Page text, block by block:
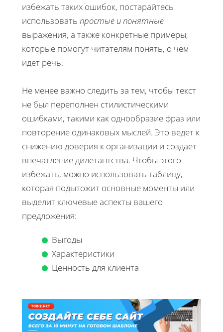
избежать таких ошибок, постарайтесь
использовать простые и понятные
выражения, а также конкретные примеры,
которые помогут читателям понять, о чем
идет речь.
Не менее важно следить за тем, чтобы текст
не был переполнен стилистическими
ошибками, такими как однообразие фраз или
повторение одинаковых мыслей. Это ведет к
снижению доверия к организации и создает
впечатление дилетантства. Чтобы этого
избежать, можно использовать таблицу,
которая подытожит основные моменты или
выделит ключевые аспекты вашего
предложения:
Выгоды
Характеристики
Ценность для клиента